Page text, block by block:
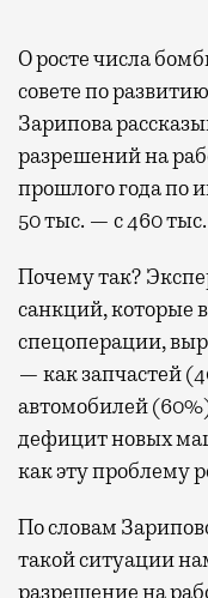
О росте числа
совете по
Зарипова
разрешений на
прошлого года по
50 тыс. — с 460
Почему так?
санкций, которые
спецоперации,
— как запчастей
автомобилей
дефицит новых
как эту проблему
По словам
такой ситуации
разрешение на